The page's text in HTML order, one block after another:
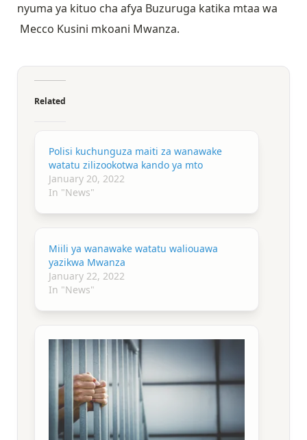
nyuma ya kituo cha afya Buzuruga katika mtaa wa
Mecco Kusini mkoani Mwanza.
Related
Polisi kuchunguza maiti za wanawake
watatu zilizookotwa kando ya mto
January 20, 2022
In "News"
Miili ya wanawake watatu waliouawa
yazikwa Mwanza
January 22, 2022
In "News"